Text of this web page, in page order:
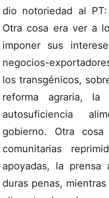
dio notoriedad al
Otra cosa era ver a
imponer sus
negocios-
los transgénicos,
reforma agraria, la
autosuficiencia
gobierno. Otra
comunitarias
apoyadas, la prensa
duras penas,